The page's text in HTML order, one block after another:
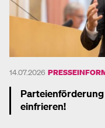
14.07.2026
einfrieren!